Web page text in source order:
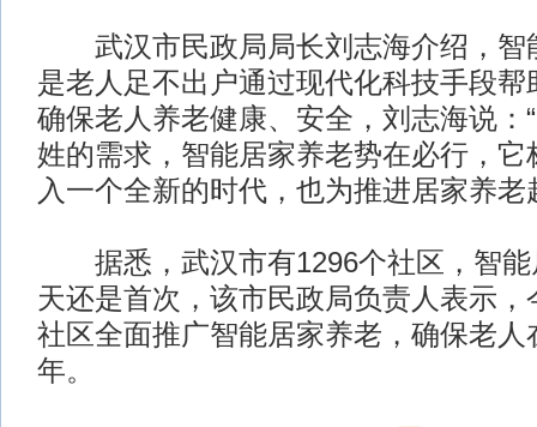
武汉市民政局局长刘志海介绍，智
是老人足不出户通过现代化科技手段帮
确保老人养老健康、安全，刘志海说：
姓的需求，智能居家养老势在必行，它
入一个全新的时代，也为推进居家养老
据悉，武汉市有1296个社区，智能
天还是首次，该市民政局负责人表示
社区全面推广智能居家养老，确保老人
年。